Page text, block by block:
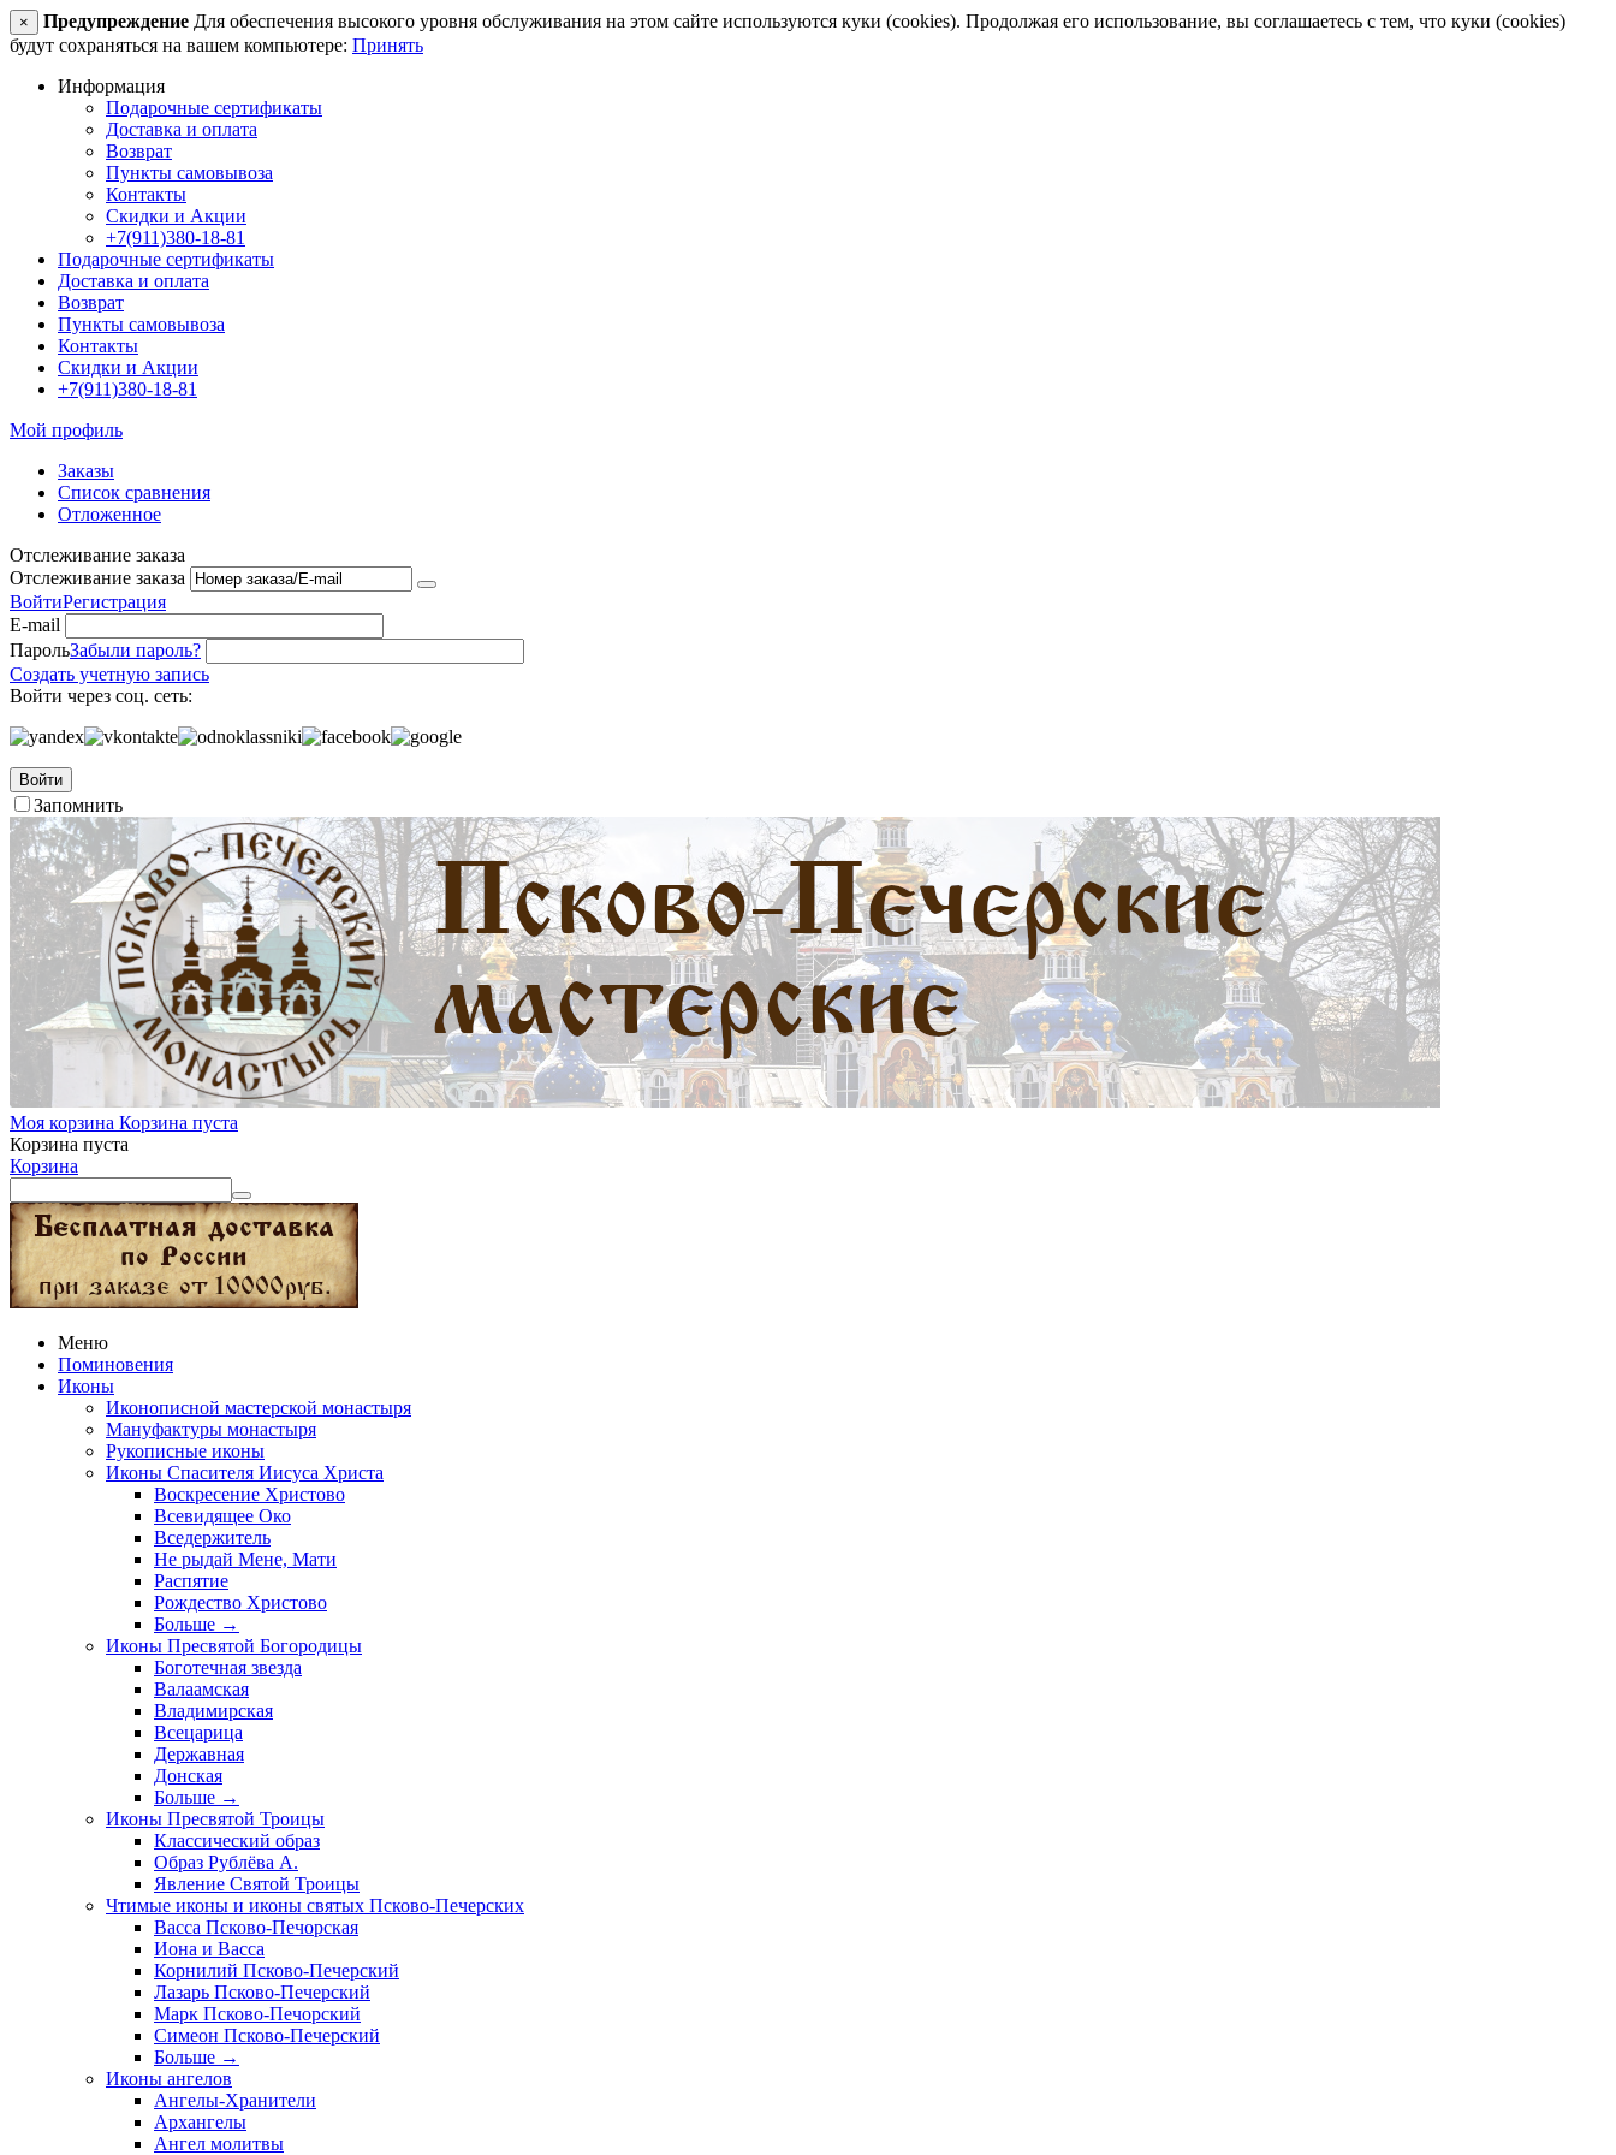
× Предупреждение Для обеспечения высокого уровня обслуживания на этом сайте используются куки (cookies). Продолжая его использование, вы соглашаетесь с тем, что куки (cookies)
будут сохраняться на вашем компьютере: Принять
Информация
Подарочные сертификаты
Доставка и оплата
Возврат
Пункты самовывоза
Контакты
Скидки и Акции
+7(911)380-18-81
Подарочные сертификаты
Доставка и оплата
Возврат
Пункты самовывоза
Контакты
Скидки и Акции
+7(911)380-18-81
Мой профиль
Заказы
Список сравнения
Отложенное
Отслеживание заказа
Отслеживание заказа
ВойтиРегистрация
E-mail
ПарольЗабыли пароль?
Создать учетную запись
Войти через соц. сеть:
Войти
Запомнить
Моя корзина Корзина пуста
Корзина пуста
Корзина
Меню
Поминовения
Иконы
Иконописной мастерской монастыря
Мануфактуры монастыря
Рукописные иконы
Иконы Спасителя Иисуса Христа
Воскресение Христово
Всевидящее Око
Вседержитель
Не рыдай Мене, Мати
Распятие
Рождество Христово
Больше →
Иконы Пресвятой Богородицы
Боготечная звезда
Валаамская
Владимирская
Всецарица
Державная
Донская
Больше →
Иконы Пресвятой Троицы
Классический образ
Образ Рублёва А.
Явление Святой Троицы
Чтимые иконы и иконы святых Псково-Печерских
Васса Псково-Печорская
Иона и Васса
Корнилий Псково-Печерский
Лазарь Псково-Печерский
Марк Псково-Печорский
Симеон Псково-Печерский
Больше →
Иконы ангелов
Ангелы-Хранители
Архангелы
Ангел молитвы